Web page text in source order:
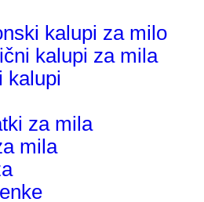
kalupi za milo
kalupi za mila
kalupi
za mila
mila